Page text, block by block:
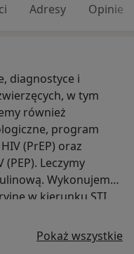
Adresy Opinie
diagnostyce i
również
program
(PrEP) oraz
Leczymy
Wykonujemy
w kierunku STI.
HPV, WZW A,
zapaleniu mózgu,
Pokaż wszystkie